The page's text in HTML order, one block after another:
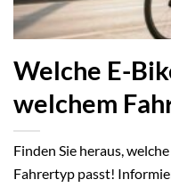
Welche E-
welchem
Finden Sie heraus,
Fahrertyp passt!